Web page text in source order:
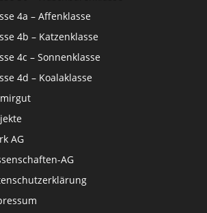
4a – Affenklasse
4b – Katzenklasse
4c – Sonnenklasse
4d – Koalaklasse
AG
AG